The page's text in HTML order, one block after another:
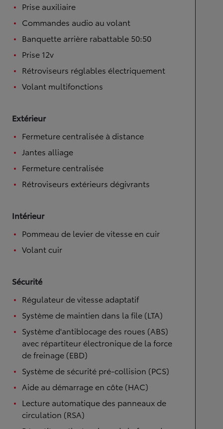
Prise auxiliaire
Commandes audio au volant
Banquette arrière rabattable 50:50
Prise 12v
Rétroviseurs réglables électriquement
Volant multifonctions
Extérieur
Fermeture centralisée à distance
Jantes alliage
Fermeture centralisée
Rétroviseurs extérieurs dégivrants
Intérieur
Pommeau de levier de vitesse en cuir
Volant cuir
Sécurité
Régulateur de vitesse adaptatif
Système de maintien dans la file (LTA)
Système d'antiblocage des roues (ABS)
avec répartiteur électronique de la force
de freinage (EBD)
Système de sécurité pré-collision (PCS)
Aide au démarrage en côte (HAC)
Lecture automatique des panneaux de
circulation (RSA)